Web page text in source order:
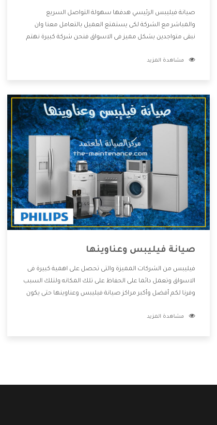
صيانة فيليبس الرئيسي هدفها سهولة التواصل السريع
والمباشر مع الشركة لكى يستمتع العميل بالتعامل معنا وان
نبقى متواجدين بشكل مميز فى الاسواق فنحن شركة كبيرة نهتم
الشركة بها والتى تكون منها خدمة الصيانة التى تكون من أهم
وأقوى الأسعار التى تكون مناسبة لكثير من العملاء
مشاهدة المزيد
صيانة فيليبس وعناوينها
فيليبس من الشركات المميزة والتى تحصل على اهمية كبيرة فى
الاسواق وتعمل دائما على الحفاظ على تلك المكانه ولتلك السبب
وفرنا لكم أفضل وأكبر مراكز صيانة فيليبس وعناوينها حتى يكون
دون اى ازعاج كما أننا نهتم بكل ما يحتاجه المستهلك لكى نحافظ
مشاهدة المزيد